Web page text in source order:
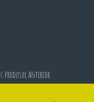
< Produsul Anterior